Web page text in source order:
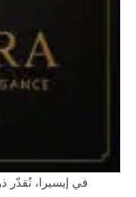
في إيسيرا، نُقدّر